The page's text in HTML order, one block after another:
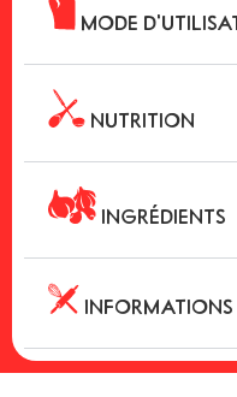
MODE
NUTRITION
INGRÉDIENTS
INFORMATIONS